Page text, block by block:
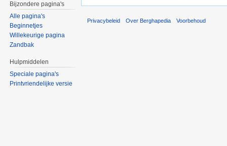
Bijzondere pagina's
Alle pagina's
Beginnetjes
Willekeurige pagina
Zandbak
Hulpmiddelen
Speciale pagina's
Printvriendelijke versie
Privacybeleid Over Berghapedia Voorbehoud